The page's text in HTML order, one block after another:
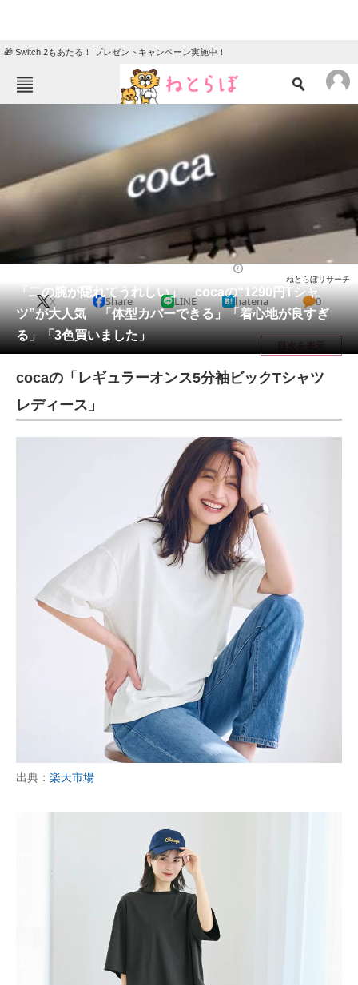
🎁 Switch 2もあたる！ プレゼントキャンペーン実施中！
クイズ
グルメ
教育・育児
リサーチ
会員記事
メディア
注目記事を集めた総合ページ
好きが集まる 比べて選べる
ビジネスと働き方のヒント
AI活用のいまが分かる
企業ITのトレンドを詳説
経営リーダーのコミュニティ
マーケ×ITの今がよく分かる
ITエンジニア向け専門サイト
企業向けIT製品の総合サイト
IT製品の技術・比較・事例
モノづくり技術者専門サイト
エレクトロニクス専門サイト
電子設計の基本と応用
エネルギーの専門メディア
建設×テクノロジーの最前線
「二の腕が隠れてうれしい」 cocaの“1290円Tシャ
ツ”が大人気 「体型カバーできる」「着心地が良すぎ
る」「3色買いました」
ねとらぼリサーチ
X Share LINE hatena 0
目次を表示
cocaの「レギュラーオンス5分袖ビックTシャツ
レディース」
出典： 楽天市場